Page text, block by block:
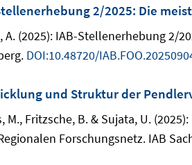
2/2025: Die
A. (2025): IAB-Stellenerhebung 2/
DOI:10.48720/
und Struktur der
M., Fritzsche, B. & Sujata, U.
Forschungsnetz. IAB